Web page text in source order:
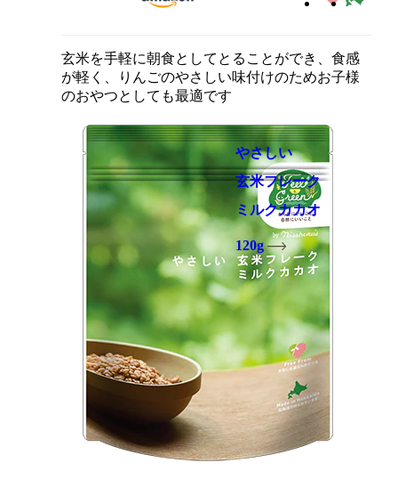
玄米を手軽に朝食としてとることができ、食感
が軽く、りんごのやさしい味付けのためお子様
のおやつとしても最適です
やさしい
玄米フレーク
ミルクカカオ
120g